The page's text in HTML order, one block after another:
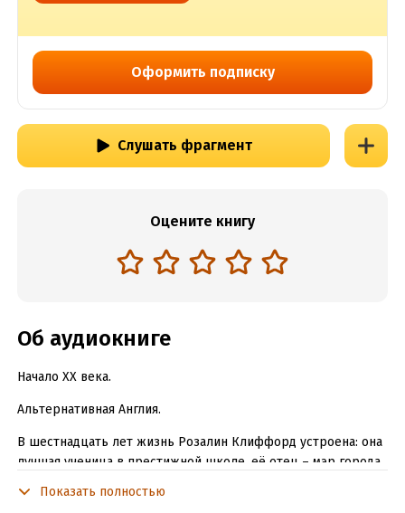
Оформить подписку
Слушать фрагмент
Оцените книгу
Об аудиокниге
Начало XX века.
Альтернативная Англия.
В шестнадцать лет жизнь Розалин Клиффорд устроена: она
лучшая ученица в престижной школе, её отец – мэр города,
Показать полностью